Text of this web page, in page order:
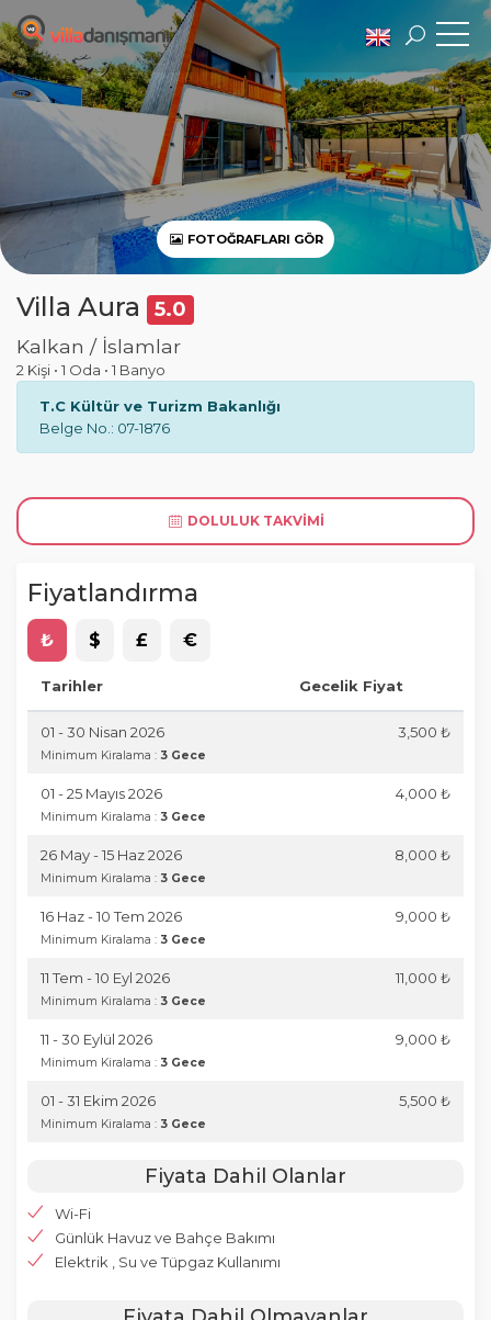
FOTOĞRAFLARI GÖR
Villa Aura 5.0
Kalkan / İslamlar
2 Kişi • 1 Oda • 1 Banyo
T.C Kültür ve Turizm Bakanlığı
Belge No.: 07-1876
DOLULUK TAKVIMI
Fiyatlandırma
₺ $ £ €
Tarihler Gecelik Fiyat
01 - 30 Nisan 2026
Minimum Kiralama : 3 Gece
3,500 ₺
01 - 25 Mayıs 2026
Minimum Kiralama : 3 Gece
4,000 ₺
26 May - 15 Haz 2026
Minimum Kiralama : 3 Gece
8,000 ₺
16 Haz - 10 Tem 2026
Minimum Kiralama : 3 Gece
9,000 ₺
11 Tem - 10 Eyl 2026
Minimum Kiralama : 3 Gece
11,000 ₺
11 - 30 Eylül 2026
Minimum Kiralama : 3 Gece
9,000 ₺
01 - 31 Ekim 2026
Minimum Kiralama : 3 Gece
5,500 ₺
Fiyata Dahil Olanlar
Wi-Fi
Günlük Havuz ve Bahçe Bakımı
Elektrik , Su ve Tüpgaz Kullanımı